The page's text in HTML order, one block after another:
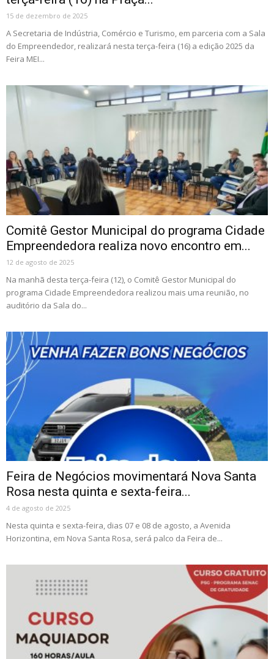
15 de dezembro de 2025
A Secretaria de Indústria, Comércio e Turismo, em parceria com a Sala
do Empreendedor, realizará nesta terça-feira (16) a edição 2025 da
Feira MEI...
Comitê Gestor Municipal do programa Cidade
Empreendedora realiza novo encontro em...
12 de agosto de 2025
Na manhã desta terça-feira (12), o Comitê Gestor Municipal do
programa Cidade Empreendedora realizou mais uma reunião, no
auditório da Sala do...
Feira de Negócios movimentará Nova Santa
Rosa nesta quinta e sexta-feira...
4 de agosto de 2025
Nesta quinta e sexta-feira, dias 07 e 08 de agosto, a Avenida
Horizontina, em Nova Santa Rosa, será palco da Feira de...